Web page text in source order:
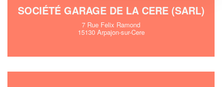
SOCIÉTÉ GARAGE DE LA CERE (SARL)
7 Rue Felix Ramond
15130 Arpajon-sur-Cere